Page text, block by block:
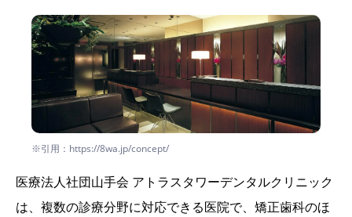
※引用：https://8wa.jp/concept/
医療法人社団山手会 アトラスタワーデンタルクリニック
は、複数の診療分野に対応できる医院で、矯正歯科のほ